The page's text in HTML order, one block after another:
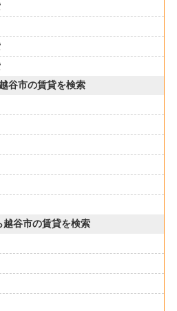
谷市の賃貸を検索
越谷市の賃貸を検索